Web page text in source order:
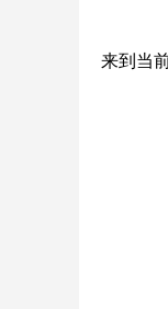
来到当